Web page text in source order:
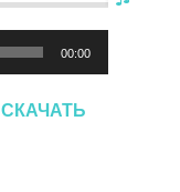
00:00
СКАЧАТЬ